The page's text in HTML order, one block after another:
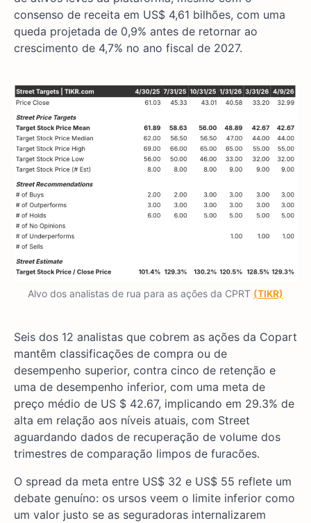
consenso de receita em US$ 4,61 bilhões, com uma
queda projetada de 0,9% antes de retornar ao
crescimento de 4,7% no ano fiscal de 2027.
Alvo dos analistas de rua para as ações da CPRT (TIKR)
Seis dos 12 analistas que cobrem as ações da Copart
mantêm classificações de compra ou de
desempenho superior, contra cinco de retenção e
uma de desempenho inferior, com uma meta de
preço médio de US $ 42.67, implicando em 29.3% de
alta em relação aos níveis atuais, com Street
aguardando dados de recuperação de volume dos
trimestres de comparação limpos de furacões.
O spread da meta entre US$ 32 e US$ 55 reflete um
debate genuíno: os ursos veem o limite inferior como
um valor justo se as seguradoras internalizarem